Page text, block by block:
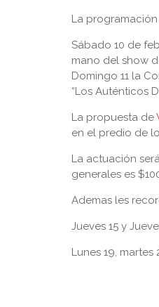
La
Sábado 10 de
mano del show
Domingo 11 la
“Los Auténticos
La propuesta de
en el predio de
La actuación
generales es
Ademas les
Jueves 15 y
Lunes 19,